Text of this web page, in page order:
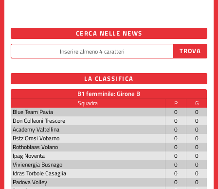
CERCA NELLE NEWS
LA CLASSIFICA
B1 femminile: Girone B
Squadra P
G
Blue Team Pavia
0
0
Don Colleoni Trescore
0
0
Academy Valtellina
0
0
Bstz Omsi Vobarno
0
0
Rothoblaas Volano
0
0
Ipag Noventa
0
0
Vivienergia Busnago
0
0
Idras Torbole Casaglia
0
0
Padova Volley
0
0